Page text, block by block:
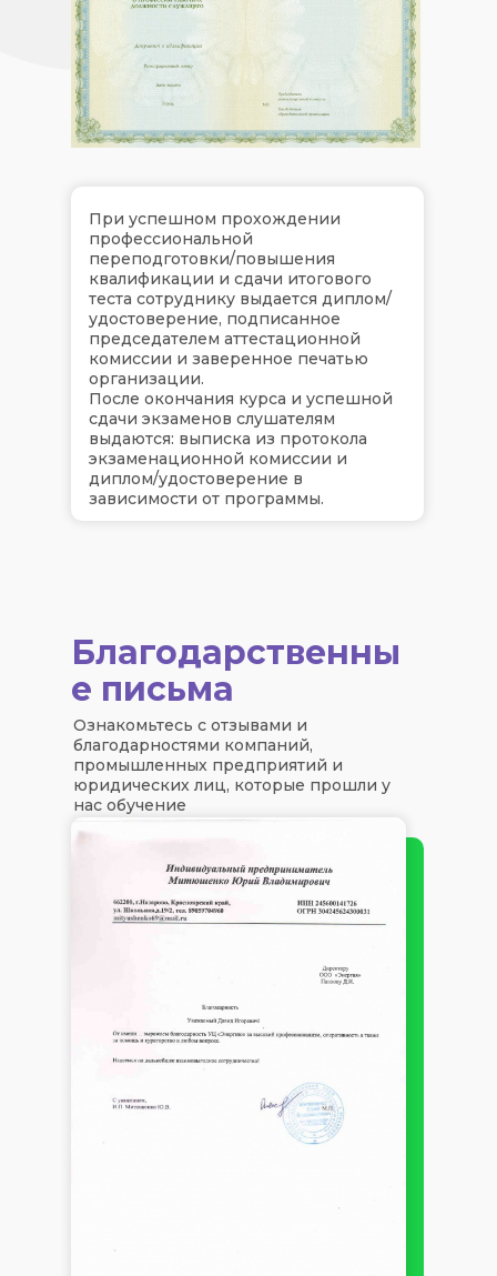
При успешном прохождении
профессиональной
переподготовки/повышения
квалификации и сдачи итогового
теста сотруднику выдается диплом/
удостоверение, подписанное
председателем аттестационной
комиссии и заверенное печатью
организации.
После окончания курса и успешной
сдачи экзаменов слушателям
выдаются: выписка из протокола
экзаменационной комиссии и
диплом/удостоверение в
зависимости от программы.
Благодарственны
е письма
Ознакомьтесь с отзывами и
благодарностями компаний,
промышленных предприятий и
юридических лиц, которые прошли у
нас обучение